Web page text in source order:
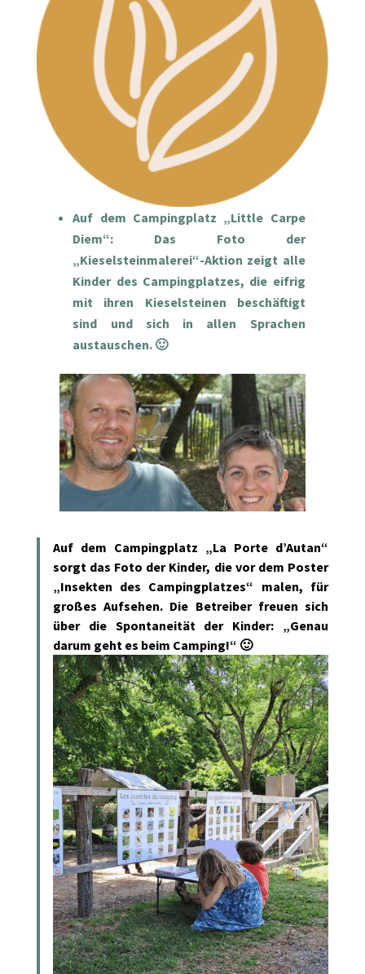
Auf dem Campingplatz „Little Carpe
Diem“: Das Foto der
„Kieselsteinmalerei“-Aktion zeigt alle
Kinder des Campingplatzes, die eifrig
mit ihren Kieselsteinen beschäftigt
sind und sich in allen Sprachen
austauschen. 🙂
Auf dem Campingplatz „La Porte d’Autan“
sorgt das Foto der Kinder, die vor dem Poster
„Insekten des Campingplatzes“ malen, für
großes Aufsehen. Die Betreiber freuen sich
über die Spontaneität der Kinder: „Genau
darum geht es beim Camping!“ 🙂